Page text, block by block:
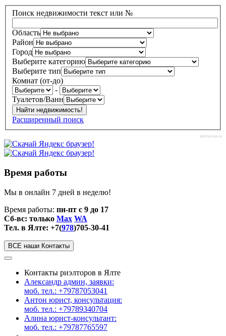
Поиск недвижимости текст или №
Область
Район
Город
Выберите категорию
Выберите тип
Комнат (от-до)
-
Туалетов/Ванн
Расширенный поиск
afisha-msk.ru
Время работы
Мы в онлайн 7 дней в неделю!
Время работы: пн-пт с 9 до 17
Сб-вс: только Max WA
Тел. в Ялте: +7(978)705-30-41
ВСЕ наши Контакты
Контакты риэлторов в Ялте
Александр админ, заявки:
моб. тел.: +79787053041
Антон юрист, консультация:
моб. тел.: +79789340704
Алина юрист-консультант:
моб. тел.: +79787765597